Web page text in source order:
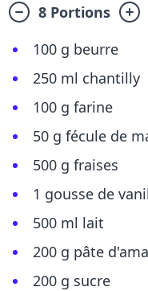
8 Portions
100 g beurre
250 ml chantilly
100 g farine
50 g fécule de
500 g fraises
1 gousse de
500 ml lait
200 g pâte
200 g sucre